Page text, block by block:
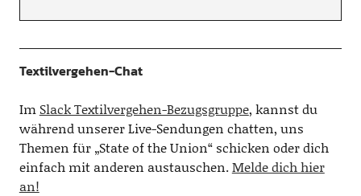
Textilvergehen-Chat
Im Slack Textilvergehen-Bezugsgruppe, kannst du
während unserer Live-Sendungen chatten, uns
Themen für „State of the Union“ schicken oder dich
einfach mit anderen austauschen.Melde dich hier
an!